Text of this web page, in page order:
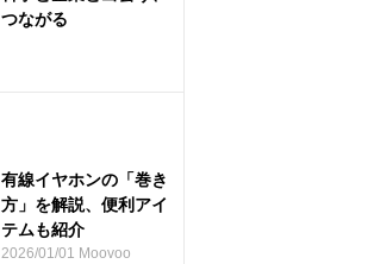
つながる
有線イヤホンの「巻き
方」を解説、便利アイ
テムも紹介
2026/01/01 Moovoo